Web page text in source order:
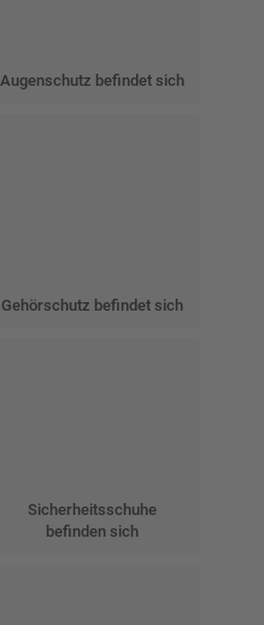
Augenschutz befindet sich
Gehörschutz befindet sich
Sicherheitsschuhe
befinden sich